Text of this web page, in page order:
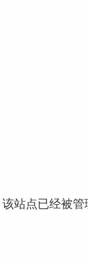
站点已经被